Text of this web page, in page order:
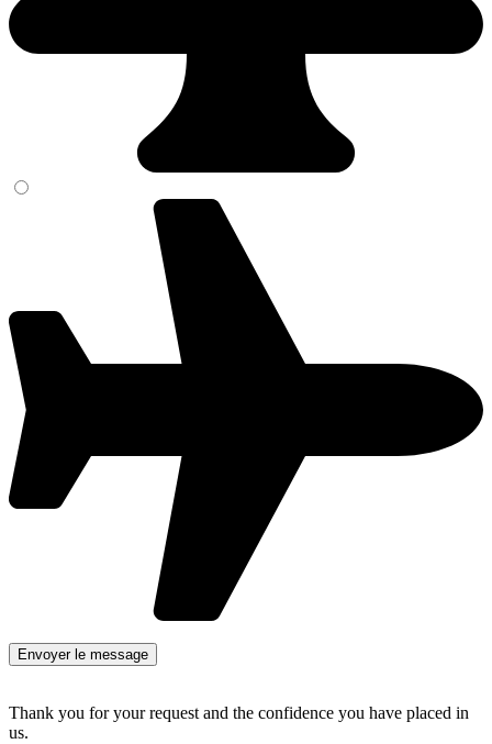
Thank you for your request and the confidence you have placed in
us.